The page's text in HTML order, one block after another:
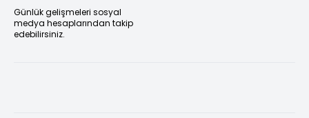
Günlük gelişmeleri sosyal
medya hesaplarından takip
edebilirsiniz.